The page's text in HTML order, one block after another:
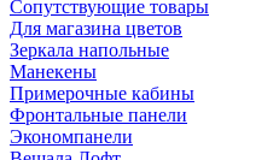
Сопутствующие товары
Для магазина цветов
Зеркала напольные
Манекены
Примерочные кабины
Фронтальные панели
Экономпанели